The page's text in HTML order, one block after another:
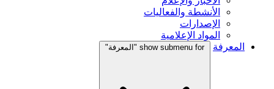
الأنشطة والفعاليات
الإصدارات
المواد الإعلامية
المعرفة
show submenu for "المعرفة"